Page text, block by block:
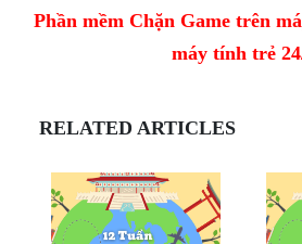
Phần mềm Chặn Game trên
máy tính trẻ
RELATED ARTICLES